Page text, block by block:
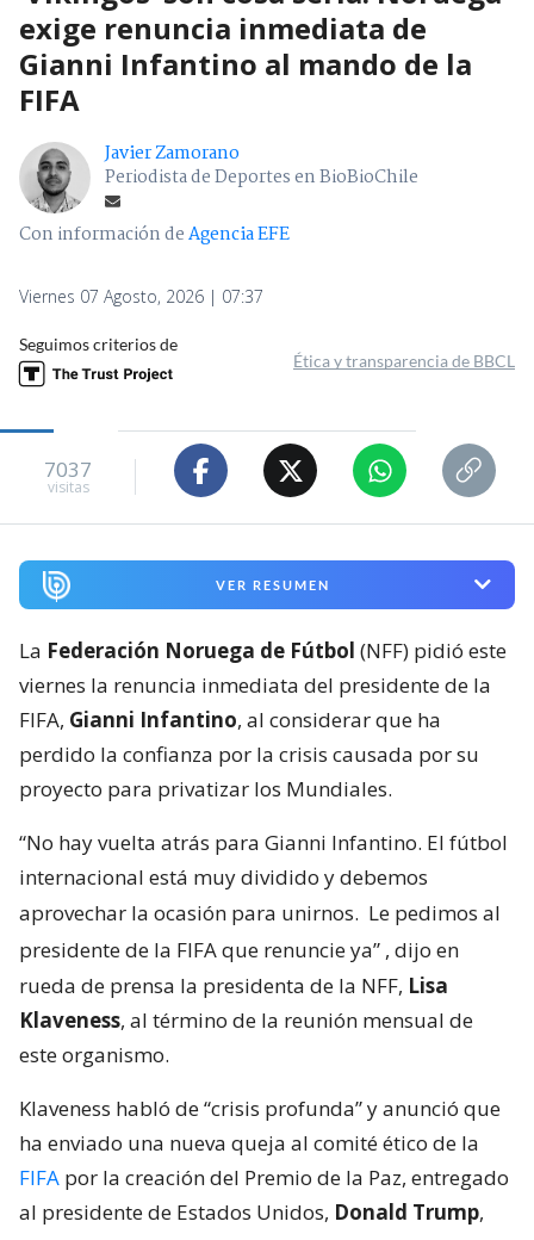
exige renuncia inmediata de
Gianni Infantino al mando de la
FIFA
Javier Zamorano
Periodista de Deportes en BioBioChile
Con información deAgencia EFE
Viernes 07 Agosto, 2026 | 07:37
Seguimos criterios de
Ética y transparencia de BBCL
7037
visitas
VER RESUMEN
La Federación Noruega de Fútbol (NFF) pidió este
viernes la renuncia inmediata del presidente de la
FIFA, Gianni Infantino, al considerar que ha
perdido la confianza por la crisis causada por su
proyecto para privatizar los Mundiales.
“No hay vuelta atrás para Gianni Infantino. El fútbol
internacional está muy dividido y debemos
aprovechar la ocasión para unirnos. Le pedimos al
presidente de la FIFA que renuncie ya” , dijo en
rueda de prensa la presidenta de la NFF, Lisa
Klaveness, al término de la reunión mensual de
este organismo.
Klaveness habló de “crisis profunda” y anunció que
ha enviado una nueva queja al comité ético de la
FIFA por la creación del Premio de la Paz, entregado
al presidente de Estados Unidos, Donald Trump,